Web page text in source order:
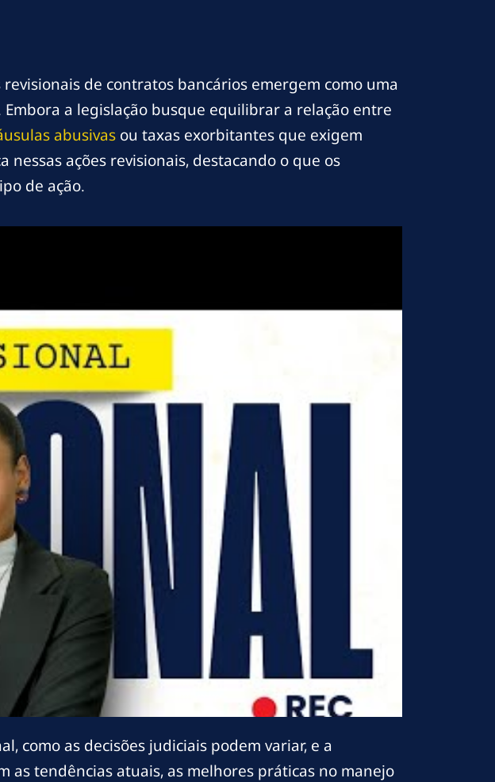
de contratos bancários emergem como uma
a legislação busque equilibrar a relação entre
abusivas ou taxas exorbitantes que exigem
ações revisionais, destacando o que os
de ação.
como as decisões judiciais podem variar, e a
tendências atuais, as melhores práticas no manejo